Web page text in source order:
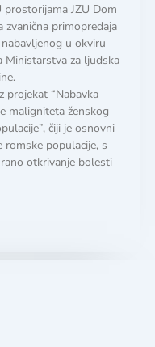
prostorijama JZU Dom
zvanična primopredaja
u okviru
Ministarstva za ljudska
projekat “Nabavka
maligniteta ženskog
čiji je osnovni
romske populacije, s
otkrivanje bolesti